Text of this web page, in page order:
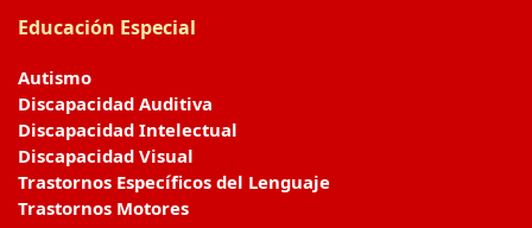
Educación Especial
Autismo
Discapacidad Auditiva
Discapacidad Intelectual
Discapacidad Visual
Trastornos Específicos del Lenguaje
Trastornos Motores